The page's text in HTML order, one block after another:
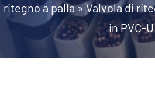
Contatti
ritegno a palla»Valvola di
in PVC-U